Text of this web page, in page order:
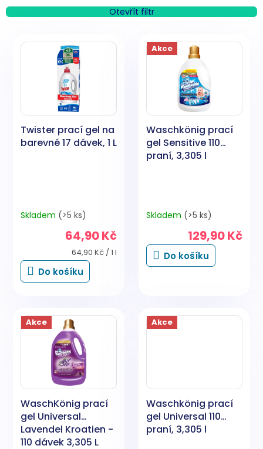
n Otevřít filtr
Twister prací gel na
barevné 17 dávek, 1 L
Skladem (>5 ks)
64,90 Kč
Měrná
cena:
64,90 Kč / 1 l
Do košíku
Akce
Waschkönig prací
gel Sensitive 110
praní, 3,305 l
Skladem (>5 ks)
129,90 Kč
Do košíku
Akce
WaschKönig prací
gel Universal
Lavendel Kroatien -
110 dávek 3,305 L
Akce
Waschkönig prací
gel Universal 110
praní, 3,305 l